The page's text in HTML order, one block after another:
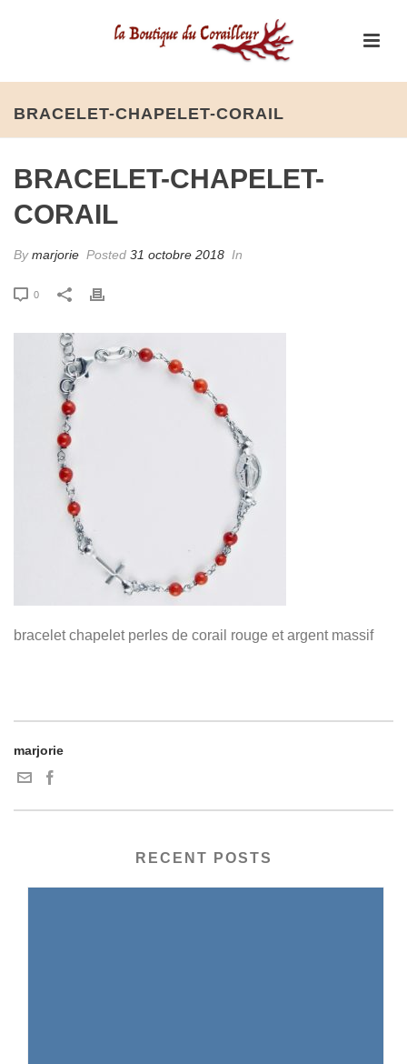
BRACELET-CHAPELET-CORAIL
BRACELET-CHAPELET-
CORAIL
Bymarjorie Posted 31 octobre 2018 In
0
bracelet chapelet perles de corail rouge et argent massif
marjorie
RECENT POSTS